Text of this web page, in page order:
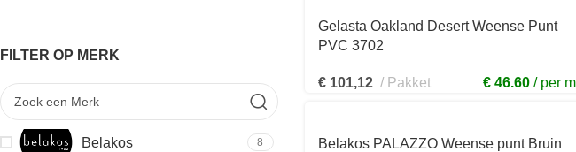
FILTER OP MERK
Belakos 8
Gelasta Oakland Desert Weense Punt
PVC 3702
€101,12 Pakket € 46.60 per
Belakos PALAZZO Weense punt Bruin